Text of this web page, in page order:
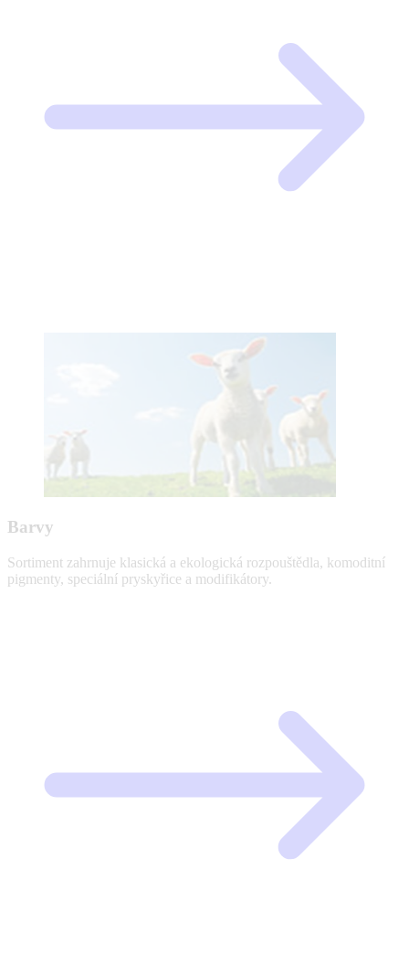
Barvy
Sortiment zahrnuje klasická a ekologická rozpouštědla, komoditní
pigmenty, speciální pryskyřice a modifikátory.